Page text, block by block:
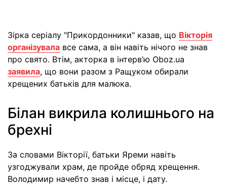
Зірка серіалу "Прикордонники" казав, що Вікторія
організувала все сама, а він навіть нічого не знав
про свято. Втім, акторка в інтерв’ю Oboz.ua
заявила, що вони разом з Ращуком обирали
хрещених батьків для малюка.
Білан викрила колишнього на
брехні
За словами Вікторії, батьки Яреми навіть
узгоджували храм, де пройде обряд хрещення.
Володимир начебто знав і місце, і дату.